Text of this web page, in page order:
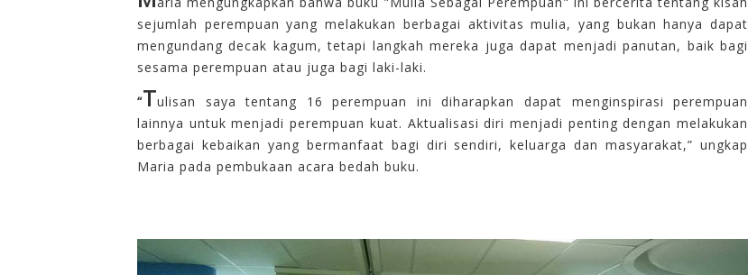
sejumlah perempuan yang melakukan berbagai aktivitas mulia, yang bukan hanya dapat
mengundang decak kagum, tetapi langkah mereka juga dapat menjadi panutan, baik bagi
sesama perempuan atau juga bagi laki-laki.
“Tulisan saya tentang 16 perempuan ini diharapkan dapat menginspirasi
perempuan
lainnya untuk menjadi perempuan kuat. Aktualisasi diri menjadi penting dengan melakukan
berbagai kebaikan yang bermanfaat bagi diri sendiri, keluarga dan masyarakat,” ungkap
Maria pada pembukaan acara bedah buku.